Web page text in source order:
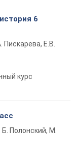
6
Пискарева, Е.В.
курс
Б. Полонский, М.